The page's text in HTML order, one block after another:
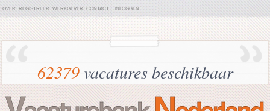
OVER REGISTREER WERKGEVER CONTACT INLOGGEN
62379vacatures beschikbaar